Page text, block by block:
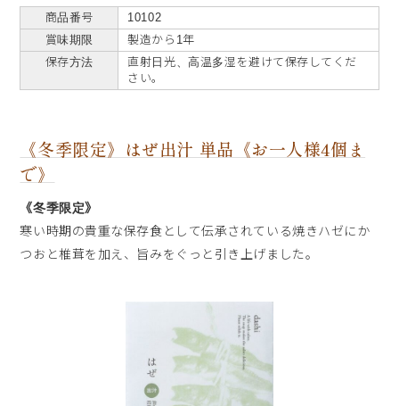
商品番号
10102
賞味期限
製造から1年
保存方法
直射日光、高温多湿を避けて保存してくだ
さい。
《冬季限定》はぜ出汁 単品《お一人様4個ま
で》
《冬季限定》
寒い時期の貴重な保存食として伝承されている焼きハゼにか
つおと椎茸を加え、旨みをぐっと引き上げました。